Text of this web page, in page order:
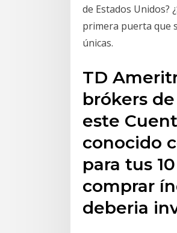
de Estados Unidos?
primera puerta que
únicas.
TD
brókers
este
conocido
para tus
comprar
deberia